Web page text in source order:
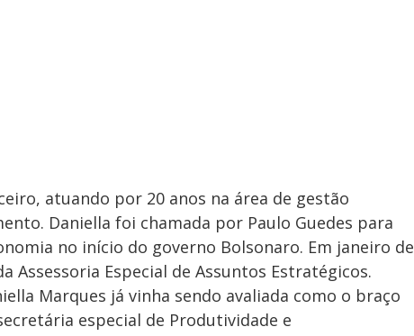
atuando por 20 anos na área de gestão
Daniella foi chamada por Paulo Guedes para
no início do governo Bolsonaro. Em janeiro de
Assessoria Especial de Assuntos Estratégicos.
Marques já vinha sendo avaliada como o braço
especial de Produtividade e